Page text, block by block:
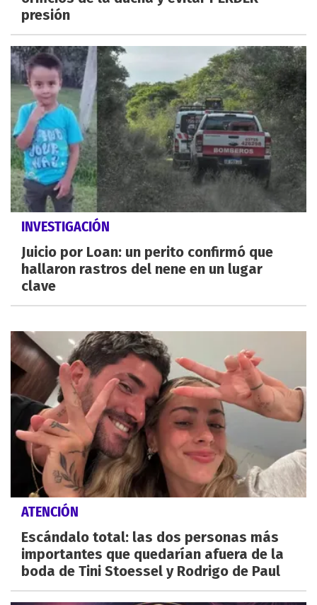
presión
INVESTIGACIÓN
Juicio por Loan: un perito confirmó que
hallaron rastros del nene en un lugar
clave
ATENCIÓN
Escándalo total: las dos personas más
importantes que quedarían afuera de la
boda de Tini Stoessel y Rodrigo de Paul